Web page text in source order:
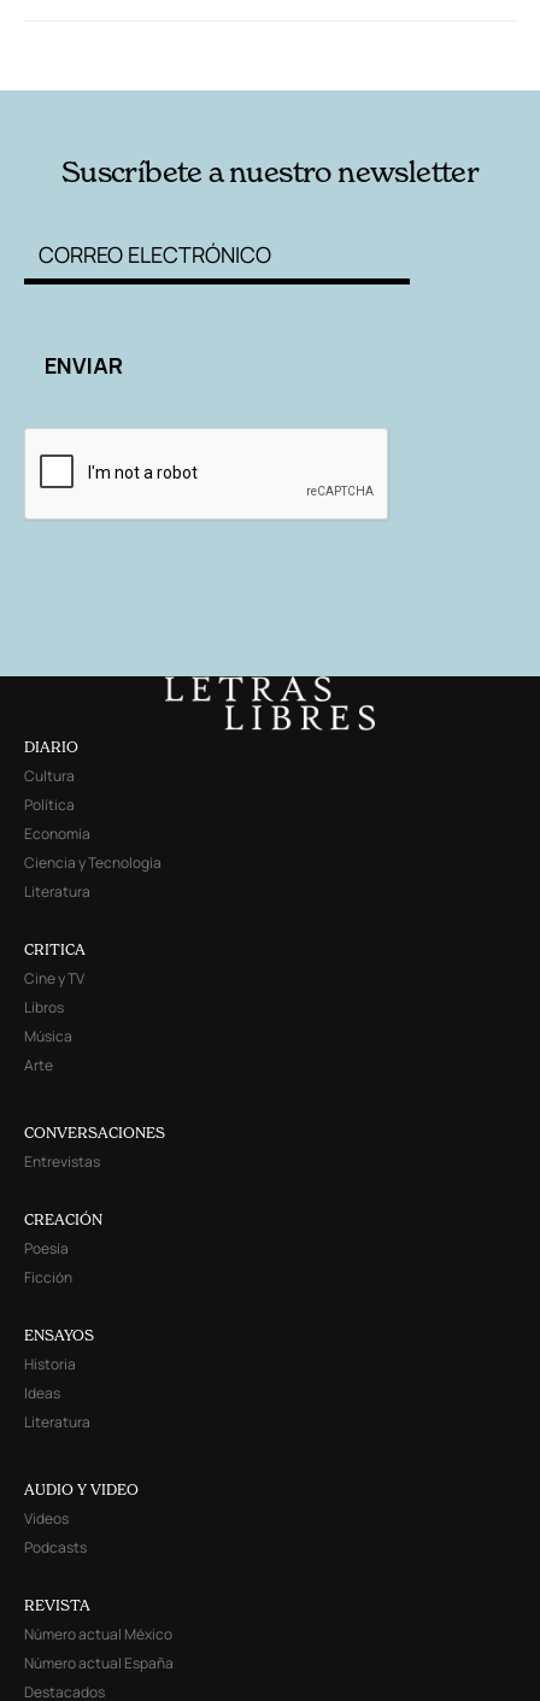
Suscríbete a nuestro newsletter
DIARIO
Cultura
Política
Economía
Ciencia y Tecnología
Literatura
CRITICA
Cine y TV
Libros
Música
Arte
CONVERSACIONES
Entrevistas
CREACIÓN
Poesía
Ficción
ENSAYOS
Historia
Ideas
Literatura
AUDIO Y VIDEO
Videos
Podcasts
REVISTA
Número actual México
Número actual España
Destacados